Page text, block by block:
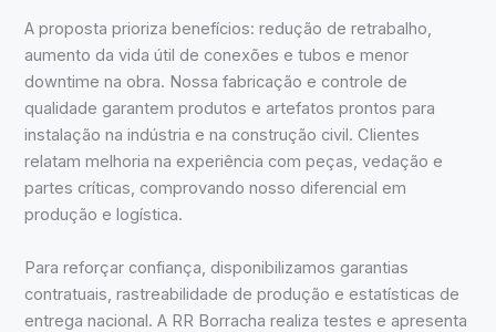
A proposta prioriza benefícios: redução de retrabalho,
aumento da vida útil de conexões e tubos e menor
downtime na obra. Nossa fabricação e controle de
qualidade garantem produtos e artefatos prontos para
instalação na indústria e na construção civil. Clientes
relatam melhoria na experiência com peças, vedação e
partes críticas, comprovando nosso diferencial em
produção e logística.
Para reforçar confiança, disponibilizamos garantias
contratuais, rastreabilidade de produção e estatísticas de
entrega nacional. A RR Borracha realiza testes e apresenta